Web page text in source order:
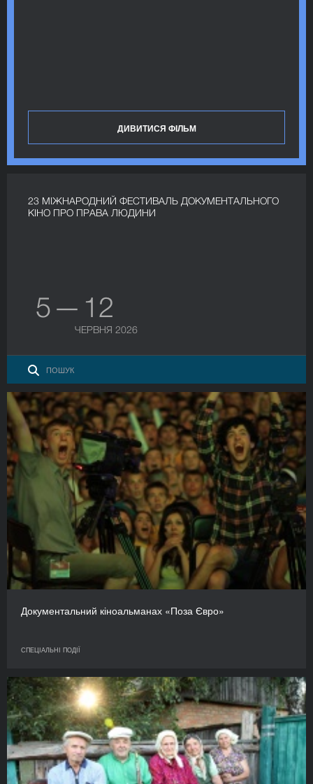
ДИВИТИСЯ ФІЛЬМ
23 МІЖНАРОДНИЙ ФЕСТИВАЛЬ ДОКУМЕНТАЛЬНОГО
КІНО ПРО ПРАВА ЛЮДИНИ
5 — 12
ЧЕРВНЯ 2026
Документальний кіноальманах «Поза Євро»
СПЕЦІАЛЬНІ ПОДІЇ